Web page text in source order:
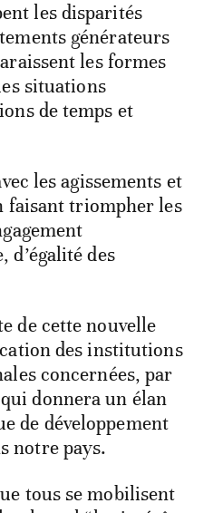
les disparités
générateurs
les formes
situations
de temps et
les agissements et
faisant triompher les
d’égalité des
de cette nouvelle
des institutions
concernées, par
donnera un élan
de développement
notre pays.
tous se mobilisent